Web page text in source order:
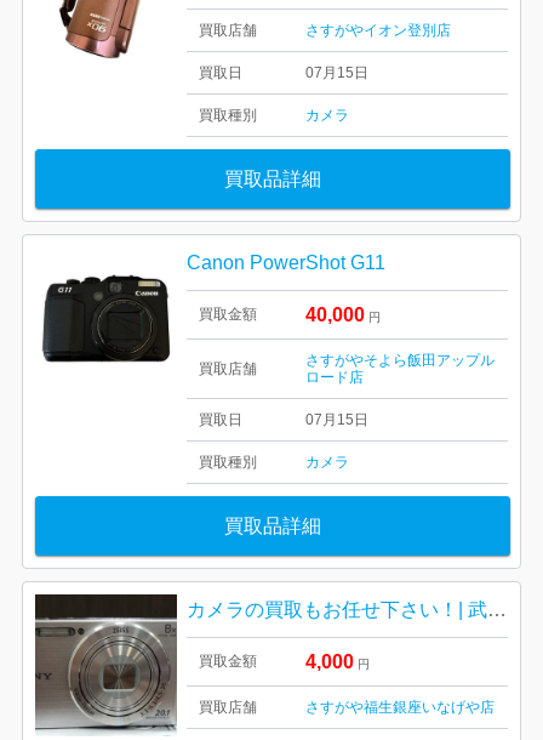
買取店舗 さすがやイオン登別店
買取日 07月15日
買取種別 カメラ
買取品詳細
Canon PowerShot G11
買取金額 40,000 円
買取店舗
さすがやそよら飯田アップル
ロード店
買取日 07月15日
買取種別 カメラ
買取品詳細
カメラの買取もお任せ下さい！| 武蔵村山市中央| ソニーのサイバーショット
買取金額 4,000 円
買取店舗 さすがや福生銀座いなげや店